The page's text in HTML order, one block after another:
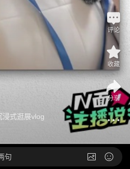
浸式逛展vlog
评论
收藏
分享
句